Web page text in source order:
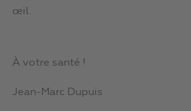
œil.
À votre santé !
Jean-Marc Dupuis